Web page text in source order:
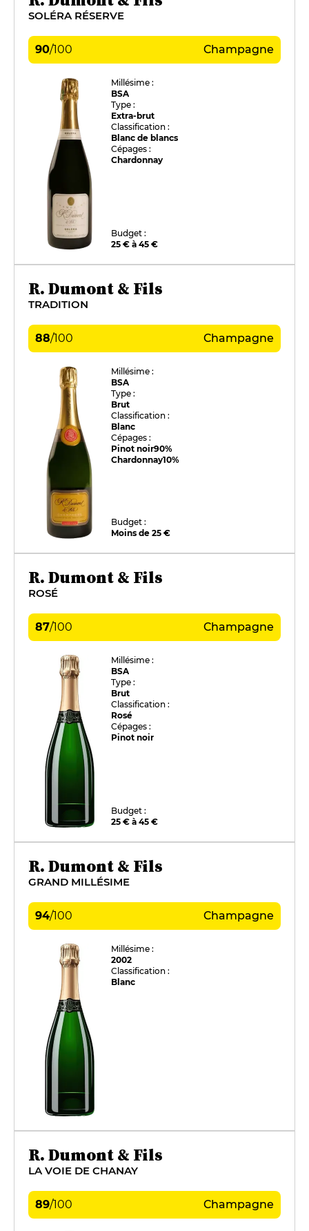
SOLÉRA RÉSERVE
90/100 Champagne
Millésime :
BSA
Type :
Extra-brut
Classification :
Blanc de blancs
Cépages :
Chardonnay
Budget :
25 € à 45 €
R. Dumont & Fils
TRADITION
88/100 Champagne
Millésime :
BSA
Type :
Brut
Classification :
Blanc
Cépages :
Pinot noir90%
Chardonnay10%
Budget :
Moins de 25 €
R. Dumont & Fils
ROSÉ
87/100 Champagne
Millésime :
BSA
Type :
Brut
Classification :
Rosé
Cépages :
Pinot noir
Budget :
25 € à 45 €
R. Dumont & Fils
GRAND MILLÉSIME
94/100 Champagne
Millésime :
2002
Classification :
Blanc
R. Dumont & Fils
LA VOIE DE CHANAY
89/100 Champagne